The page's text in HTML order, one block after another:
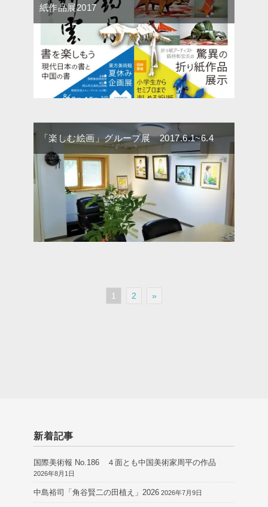
紙作品展2017
「楽しむ絵画」グループ展 2017.6.1~6.4
1 2 »
新着記事
国際美術報 No.186 ４面とも中国美術家周平の作品
2026年8月1日
中島裕司「角谷賢二の田植え」2026 2026年7月9日